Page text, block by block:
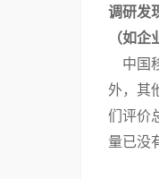
调研发
（如企
中国
外，其
们评价
量已没